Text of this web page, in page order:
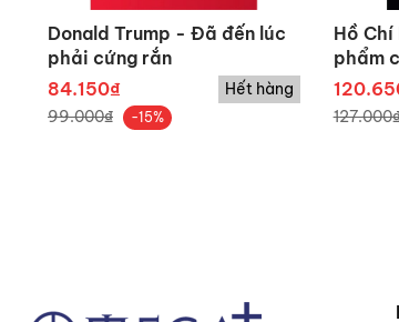
CÔNG TY CP
Tầng
Xuân, Hà Nội.
. Hợp tác truyền
Donald Trump - Đã đến lúc
phải cứng rắn
84.150₫
99.000₫ -15%
Hết hàng
Hồ
phẩm